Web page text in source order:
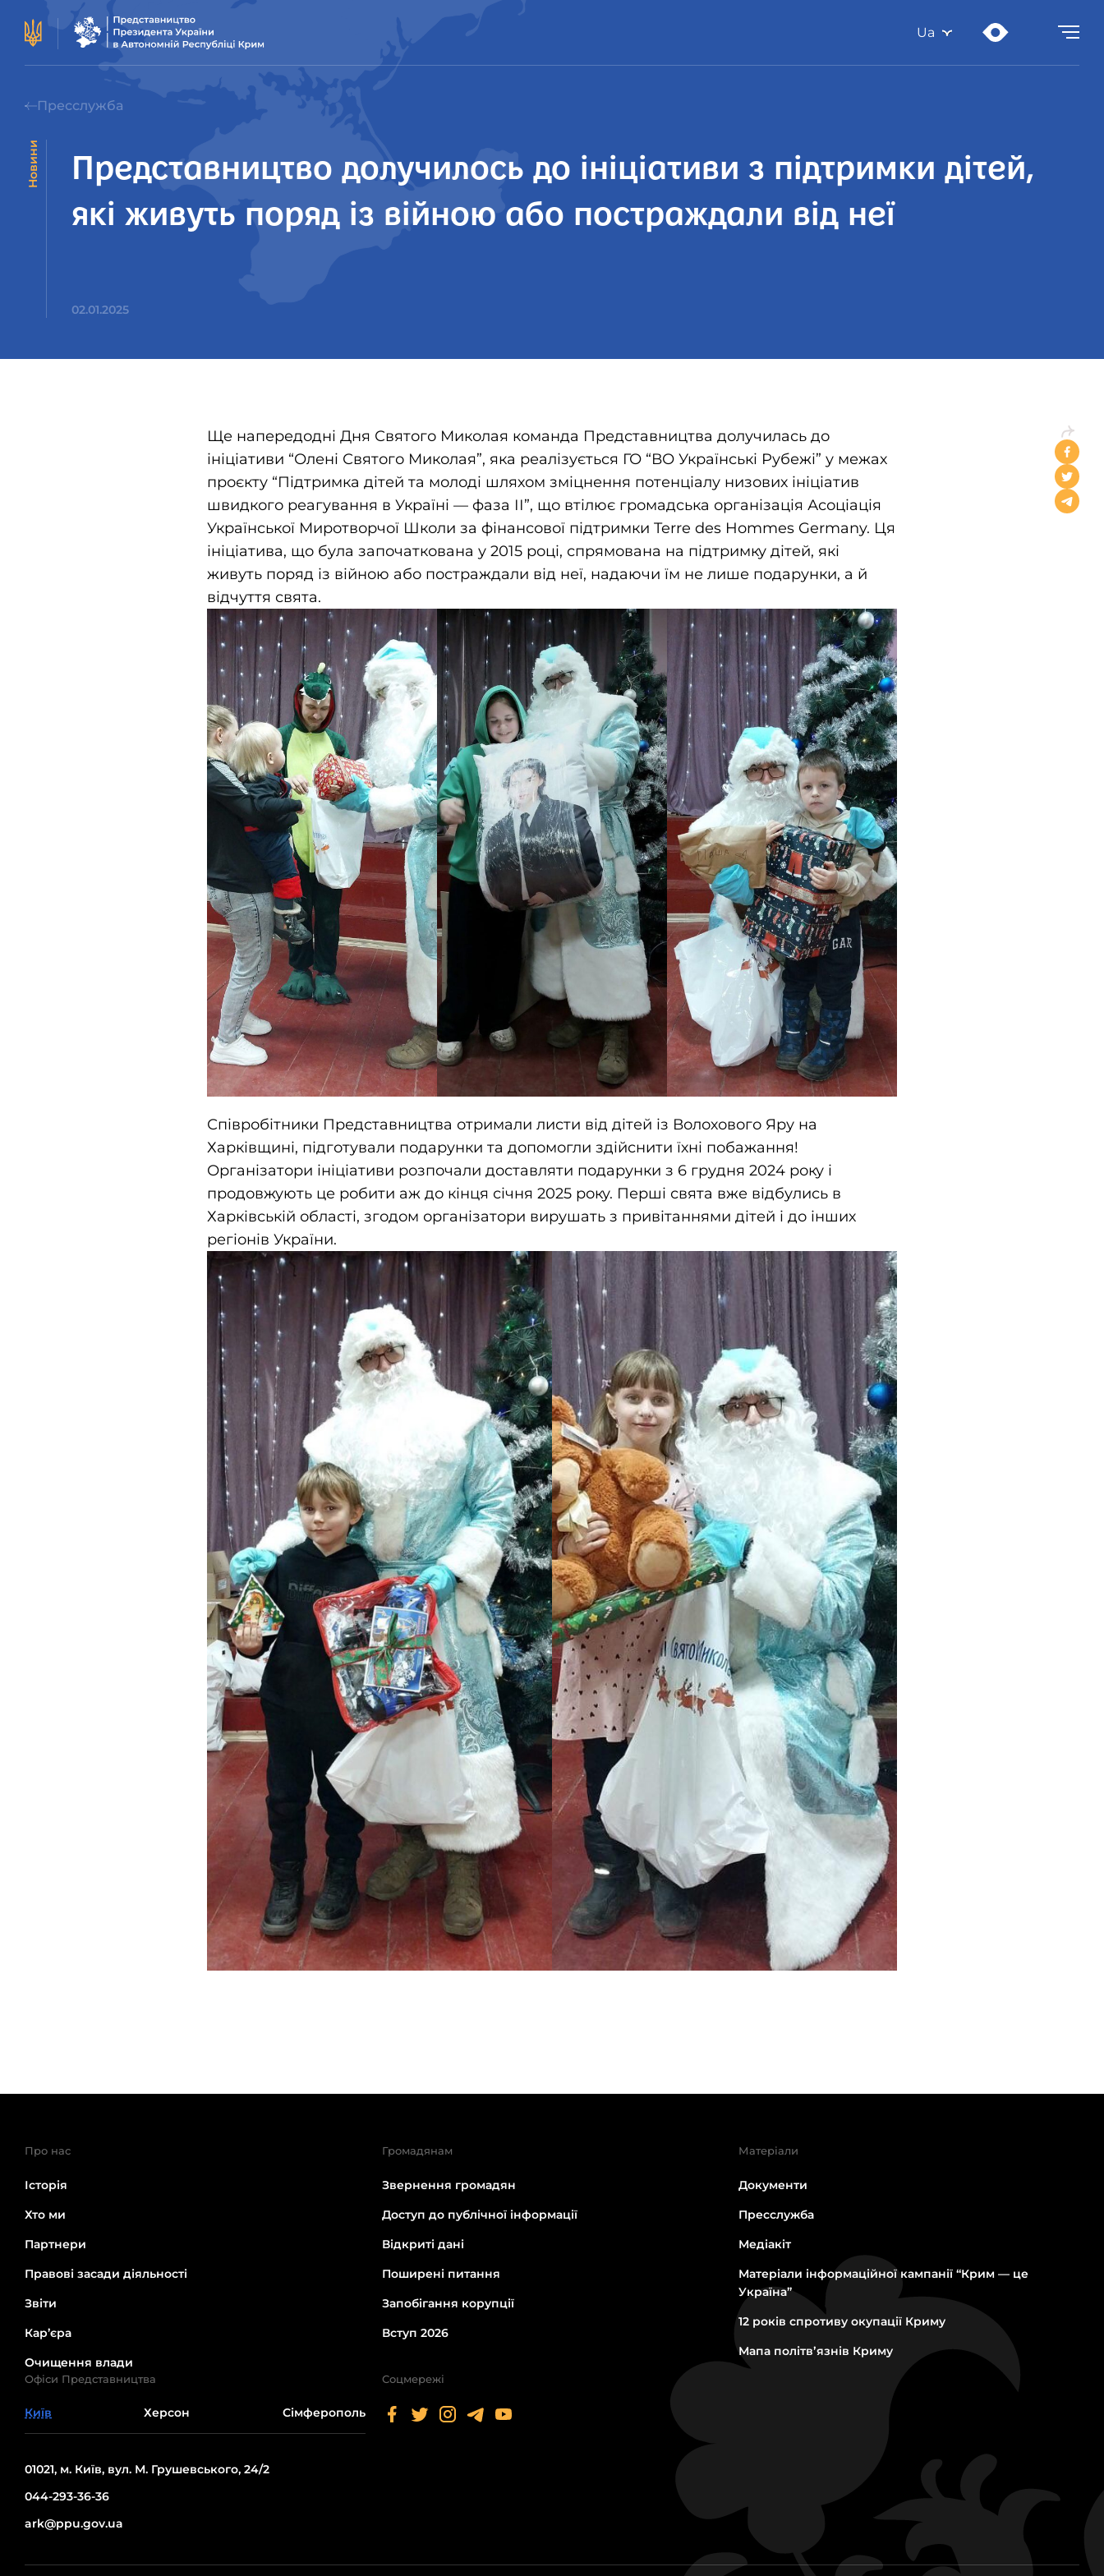
Ua
Пресслужба
Новини
Представництво долучилось до ініціативи з підтримки дітей,
які живуть поряд із війною або постраждали від неї
02.01.2025
Ще напередодні Дня Святого Миколая команда Представництва долучилась до
ініціативи “Олені Святого Миколая”, яка реалізується ГО “ВО Українські Рубежі” у межах
проєкту “Підтримка дітей та молоді шляхом зміцнення потенціалу низових ініціатив
швидкого реагування в Україні — фаза ІІ”, що втілює громадська організація Асоціація
Української Миротворчої Школи за фінансової підтримки Terre des Hommes Germany. Ця
ініціатива, що була започаткована у 2015 році, спрямована на підтримку дітей, які
живуть поряд із війною або постраждали від неї, надаючи їм не лише подарунки, а й
відчуття свята.
Співробітники Представництва отримали листи від дітей із Волохового Яру на
Харківщині, підготували подарунки та допомогли здійснити їхні побажання!
Організатори ініціативи розпочали доставляти подарунки з 6 грудня 2024 року і
продовжують це робити аж до кінця січня 2025 року. Перші свята вже відбулись в
Харківській області, згодом організатори вирушать з привітаннями дітей і до інших
регіонів України.
Про нас
Історія
Хто ми
Партнери
Правові засади діяльності
Звіти
Кар’єра
Очищення влади
Громадянам
Звернення громадян
Доступ до публічної інформації
Відкриті дані
Поширені питання
Запобігання корупції
Вступ 2026
Матеріали
Документи
Пресслужба
Медіакіт
Матеріали інформаційної кампанії “Крим — це
Україна”
12 років спротиву окупації Криму
Мапа політвʼязнів Криму
Офіси Представництва
Київ Херсон Сімферополь
01021, м. Київ, вул. М. Грушевського, 24/2
044-293-36-36
ark@ppu.gov.ua
Соцмережі